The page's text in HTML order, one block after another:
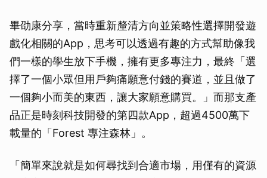
畢劭康分享，當時重新釐清方向並策略性選擇開發遊
戲化相關的App，思考可以透過有趣的方式幫助像我
們一樣的學生放下手機，擁有更多專注力，最終「選
擇了一個小眾但用戶夠痛願意付錢的賽道，並且做了
一個夠小而美的東西，讓大家願意購買。」而那支產
品正是時刻科技開發的第四款App，超過4500萬下
載量的「Forest 專注森林」。
「簡單來說就是如何尋找到合適市場，用僅有的資源